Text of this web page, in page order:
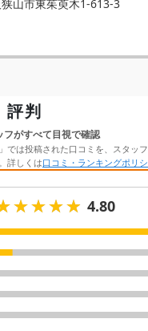
山市東茱萸木1-613-3
評判
フがすべて目視で確認
では投稿された口コミを、スタッ
詳しくは口コミ・ランキングポリ
4.80